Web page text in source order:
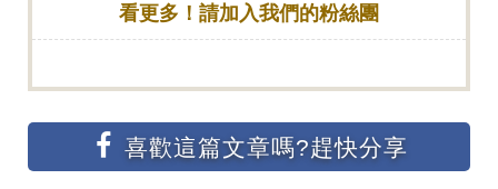
看更多！請加入我們的粉絲團